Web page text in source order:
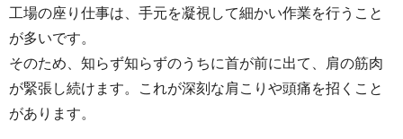
工場の座り仕事は、手元を凝視して細かい作業を行うこと
が多いです。
そのため、知らず知らずのうちに首が前に出て、肩の筋肉
が緊張し続けます。これが深刻な肩こりや頭痛を招くこと
があります。